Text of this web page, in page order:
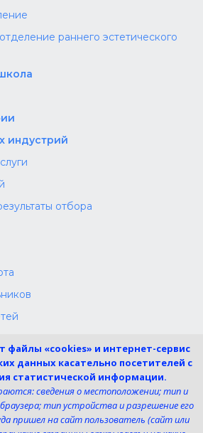
раннего эстетического
индустрий
отбора
СВО
файлы «cookies» и интернет-сервис
данных касательно посетителей с
статистической информации.
сведения о местоположении; тип и
тип устройства и разрешение его
пришел на сайт пользователь (сайт или